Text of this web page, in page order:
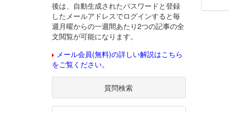
後は、自動生成されたパスワードと登録
したメールアドレスでログインすると毎
週月曜からの一週間あたり2つの記事の全
文閲覧が可能になります。
メール会員(無料)の詳しい解説はこちら
をご覧ください。
質問検索